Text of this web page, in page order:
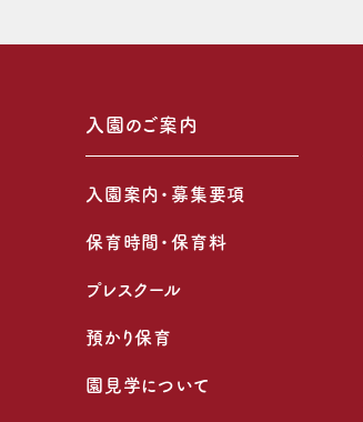
入園のご案内
入園案内・募集要項
保育時間・保育料
プレスクール
預かり保育
園見学について